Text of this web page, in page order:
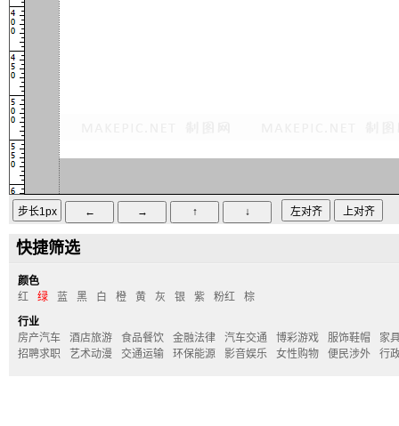
快捷筛选
颜色
红
绿 蓝 黑 白 橙 黄 灰 银 紫 粉红
棕
行业
房产汽车
酒店旅游 食品餐饮 金融法律 汽车交通 博彩游戏 服饰鞋帽
家
招聘求职
艺术动漫 交通运输 环保能源 影音娱乐 女性购物 便民涉外 行